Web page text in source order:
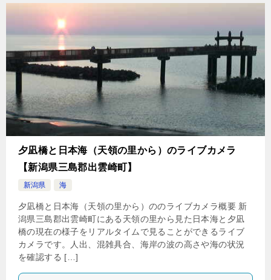
夕凪橋と日本海（天領の里から）のライブカメラ
【新潟県三島郡出雲崎町】
新潟県 海
夕凪橋と日本海（天領の里から）ののライブカメラ概要 新
潟県三島郡出雲崎町にある天領の里から見た日本海と夕凪
橋の現在の様子をリアルタイムで見ることができるライブ
カメラです。人出、混雑具合、海岸の波の高さや海の状況
を確認する […]